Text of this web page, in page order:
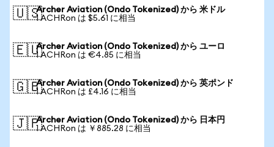
🇺🇸Archer Aviation (Ondo Tokenized) から 米ドル
1 ACHRon は $5.61 に相当
🇪🇺Archer Aviation (Ondo Tokenized) から ユーロ
1 ACHRon は €4.85 に相当
🇬🇧Archer Aviation (Ondo Tokenized) から 英ポンド
1 ACHRon は £4.16 に相当
🇯🇵Archer Aviation (Ondo Tokenized) から 日本円
1 ACHRon は ￥885.28 に相当